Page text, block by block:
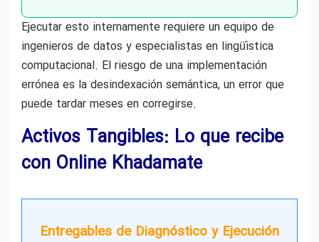
Ejecutar esto internamente requiere un equipo de
ingenieros de datos y especialistas en lingüística
computacional. El riesgo de una implementación
errónea es la desindexación semántica, un error que
puede tardar meses en corregirse.
Activos Tangibles: Lo que recibe
con Online Khadamate
Entregables de Diagnóstico y Ejecución